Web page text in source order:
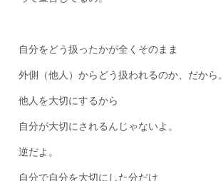
自分をどう扱ったかが全くそのまま
外側（他人）からどう扱われるのか、だから。
他人を大切にするから
自分が大切にされるんじゃないよ。
逆だよ。
自分で自分を大切にした分だけ